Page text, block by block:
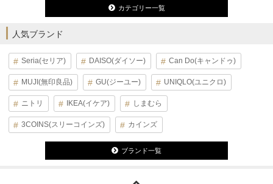
カテゴリー一覧
人気ブランド
Seria(セリア) DAISO(ダイソー) Can Do(キャンドゥ)
MUJI(無印良品) GU(ジーユー) UNIQLO(ユニクロ)
ニトリ IKEA(イケア) しまむら
3COINS(スリーコインズ) カインズ
ブランド一覧